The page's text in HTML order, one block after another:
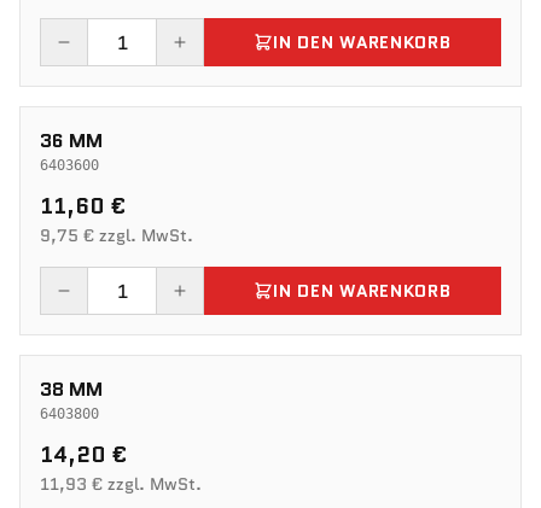
IN DEN WARENKORB
36 MM
6403600
11,60 €
9,75 € zzgl. MwSt.
IN DEN WARENKORB
38 MM
6403800
14,20 €
11,93 € zzgl. MwSt.